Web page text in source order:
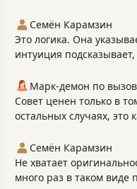
Семён Карамзин
Это логика. Она
интуиция
Марк-демон по
Совет ценен только в
остальных случаях, это
Семён Карамзин
Не хватает
много раз в таком виде